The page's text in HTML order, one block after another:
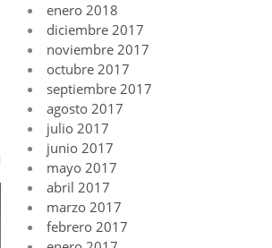
enero 2018
diciembre 2017
noviembre 2017
octubre 2017
septiembre 2017
agosto 2017
julio 2017
junio 2017
mayo 2017
abril 2017
marzo 2017
febrero 2017